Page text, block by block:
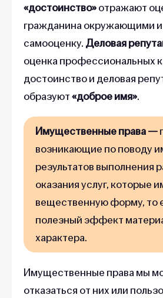
«достоинство»отражают
гражданина окружающими и
самооценку. Деловая
оценка профессиональных
достоинство и деловая
образуют«доброе имя».
Имущественные права —
возникающие по поводу
результатов выполнения
оказания услуг, которые
вещественную форму, то
полезный эффект
характера.
Имущественные права мы
отказаться от них или